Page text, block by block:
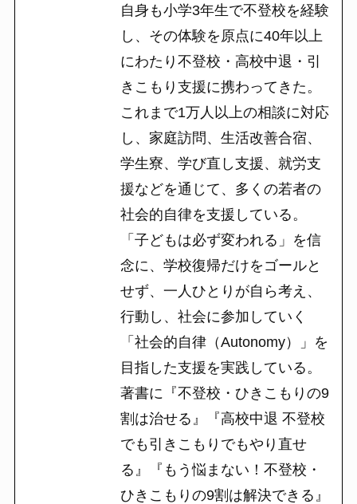
自身も小学3年生で不登校を経験
し、その体験を原点に40年以上
にわたり不登校・高校中退・引
きこもり支援に携わってきた。
これまで1万人以上の相談に対応
し、家庭訪問、生活改善合宿、
学生寮、学び直し支援、就労支
援などを通じて、多くの若者の
社会的自律を支援している。
「子どもは必ず変われる」を信
念に、学校復帰だけをゴールと
せず、一人ひとりが自ら考え、
行動し、社会に参加していく
「社会的自律（Autonomy）」を
目指した支援を実践している。
著書に『不登校・ひきこもりの9
割は治せる』『高校中退 不登校
でも引きこもりでもやり直せ
る』『もう悩まない！不登校・
ひきこもりの9割は解決できる』